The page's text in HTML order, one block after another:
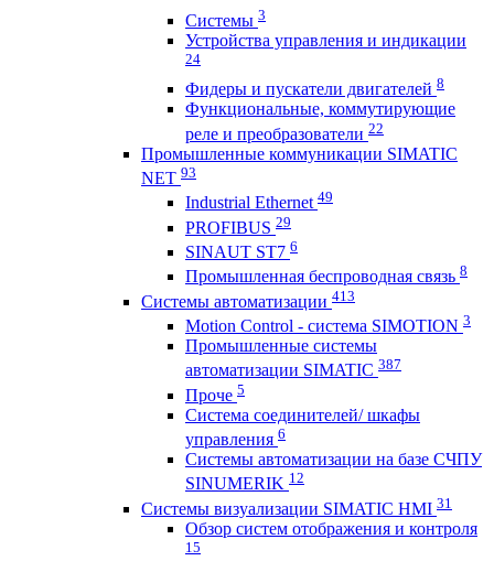
Системы 3
Устройства управления и индикации
24
Фидеры и пускатели двигателей 8
Функциональные, коммутирующие
реле и преобразователи 22
Промышленные коммуникации SIMATIC
NET 93
Industrial Ethernet 49
PROFIBUS 29
SINAUT ST7 6
Промышленная беспроводная связь 8
Системы автоматизации 413
Motion Control - система SIMOTION 3
Промышленные системы
автоматизации SIMATIC 387
Проче 5
Система соединителей/ шкафы
управления 6
Системы автоматизации на базе СЧПУ
SINUMERIK 12
Системы визуализации SIMATIC HMI 31
Обзор систем отображения и контроля
15